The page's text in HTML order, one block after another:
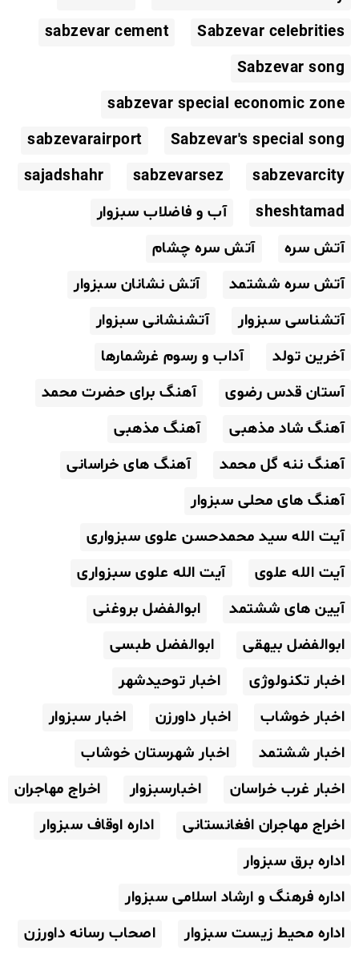
Sabzevar celebrities
sabzevar cement
Sabzevar song
sabzevar special economic zone
Sabzevar's special song
sabzevarairport
sabzevarcity
sabzevarsez
sajadshahr
sheshtamad
آب و فاضلاب سبزوار
آتش سره
آتش سره چشام
آتش سره ششتمد
آتش نشانان سبزوار
آتشناسی سبزوار
آتشنشانی سبزوار
آخرین تولد
آداب و رسوم غرشمارها
آستان قدس رضوی
آهنگ برای حضرت محمد
آهنگ شاد مذهبی
آهنگ مذهبی
آهنگ ننه گل محمد
آهنگ های خراسانی
آهنگ های محلی سبزوار
آیت الله سید محمدحسن علوی سبزواری
آیت الله علوی
آیت الله علوی سبزواری
آیین های ششتمد
ابوالفضل بروغنی
ابوالفضل بیهقی
ابوالفضل طبسی
اخبار تکنولوژی
اخبار توحیدشهر
اخبار خوشاب
اخبار داورزن
اخبار سبزوار
اخبار ششتمد
اخبار شهرستان خوشاب
اخبار غرب خراسان
اخبارسبزوار
اخراج مهاجران
اخراج مهاجران افغانستانی
اداره اوقاف سبزوار
اداره برق سبزوار
اداره فرهنگ و ارشاد اسلامی سبزوار
اداره محیط زیست سبزوار
اصحاب رسانه داورزن